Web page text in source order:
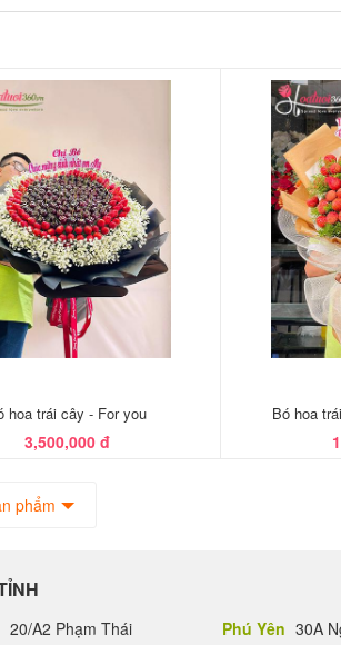
hoa trái cây - For you
3,500,000 đ
Bó hoa
phẩm
20/A2 Phạm Thái
Phú Yên 30A